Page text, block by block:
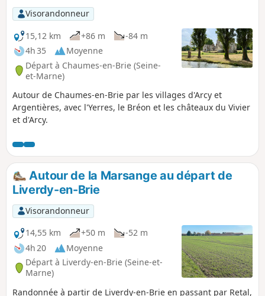
Visorandonneur
15,12 km
+86 m
-84 m
4h 35
Moyenne
Départ à Chaumes-en-Brie (Seine-
et-Marne)
Autour de Chaumes-en-Brie par les villages d'Arcy et
Argentières, avec l'Yerres, le Bréon et les châteaux du Vivier
et d'Arcy.
Autour de la Marsange au départ de
Liverdy-en-Brie
Visorandonneur
14,55 km
+50 m
-52 m
4h 20
Moyenne
Départ à Liverdy-en-Brie (Seine-et-
Marne)
Randonnée à partir de Liverdy-en-Brie en passant par Retal,